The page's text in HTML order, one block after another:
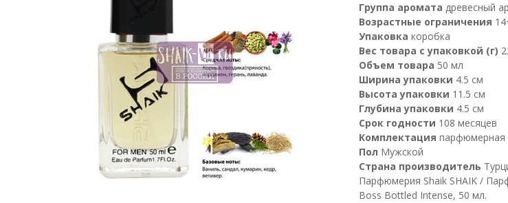
Группа аромата древесный
Возрастные ограничения
Упаковка коробка
Вес товара с упаковкой (г)
Объем товара 50 мл
Ширина упаковки 4.5 см
Высота упаковки 11.5 см
Глубина упаковки 4.5 см
Срок годности 108 месяцев
Комплектация парфюмерная
Пол Мужской
Страна производитель
Парфюмерия Shaik SHAIK /
Boss Bottled Intense, 50 мл.